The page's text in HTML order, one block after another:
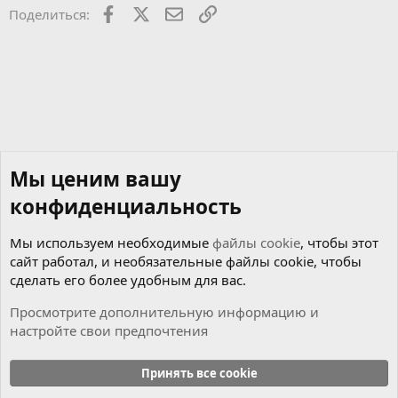
Trebuchet MS
Поделиться: Facebook ПочтаСсылкой
Cookies Russian (RU)
Мы ценим вашу
конфиденциальность
Мы используем необходимые файлы cookie, чтобы этот
сайт работал, и необязательные файлы cookie, чтобы
сделать его более удобным для вас.
Просмотрите дополнительную информацию и
настройте свои предпочтения
Принять все cookie